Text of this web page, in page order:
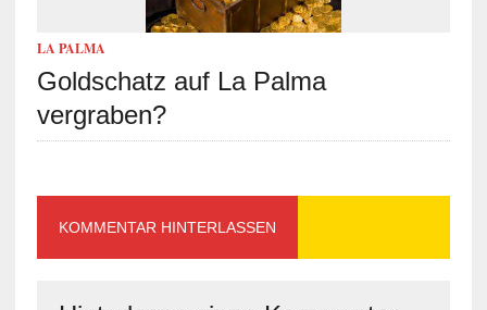
LA PALMA
Goldschatz auf La Palma
vergraben?
KOMMENTAR HINTERLASSEN